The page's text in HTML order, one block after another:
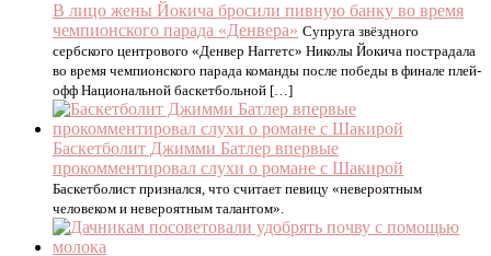
В лицо жены Йокича бросили пивную банку во время
чемпионского парада «Денвера» Супруга звёздного
сербского центрового «Денвер Наггетс» Николы Йокича пострадала
во время чемпионского парада команды после победы в финале плей-
офф Национальной баскетбольной […]
Баскетболит Джимми Батлер впервые
прокомментировал слухи о романе с Шакирой
Баскетболист признался, что считает певицу «невероятным
человеком и невероятным талантом».